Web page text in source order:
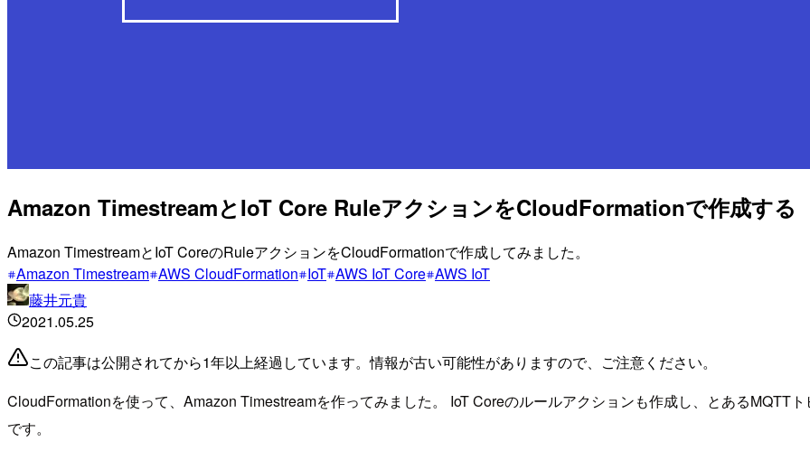
Amazon TimestreamとIoT Core RuleアクションをCloudFormationで作成する
Amazon TimestreamとIoT CoreのRuleアクションをCloudFormationで作成してみました。
Amazon Timestream AWS CloudFormation IoT AWS IoT Core AWS IoT
藤井元貴
2021.05.25
この記事は公開されてから1年以上経過しています。情報が古い可能性がありますので、ご注意ください。
CloudFormationを使って、Amazon Timestreamを作ってみました。 IoT Coreのルールアクションも作成し、とあるMQTT
です。